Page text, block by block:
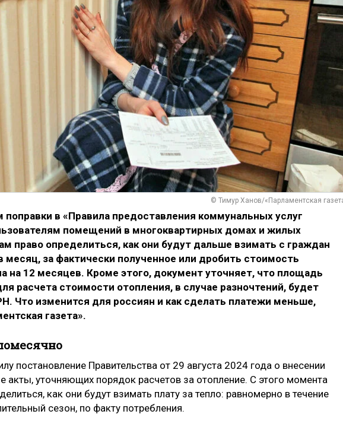
© Тимур Ханов/«Парламентская
в «Правила предоставления коммунальных услуг
помещений в многоквартирных домах и жилых
право определиться, как они будут дальше взимать с граждан
месяц, за фактически полученное или дробить стоимость
на 12 месяцев. Кроме этого, документ уточняет, что площадь
расчета стоимости отопления, в случае разночтений, будет
Что изменится для россиян и как сделать платежи меньше,
газета».
постановление Правительства от 29 августа 2024 года о внесении
акты, уточняющих порядок расчетов за отопление. С этого момента
как они будут взимать плату за тепло: равномерно в течение
сезон, по факту потребления.